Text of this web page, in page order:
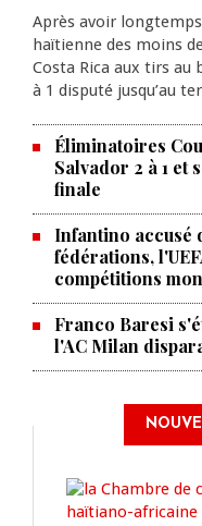
Après avoir
haïtienne des moins
Costa Rica aux tirs au
à 1 disputé jusqu’au
Éliminatoires
Salvador 2 à 1 et
finale
Infantino accusé
fédérations,
compétitions
Franco Baresi
l'AC Milan